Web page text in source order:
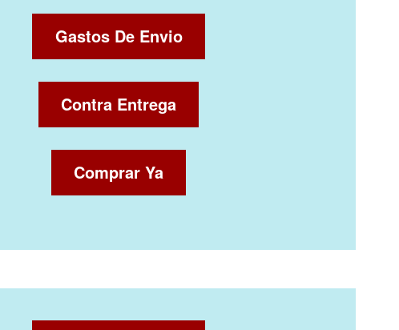
Gastos De Envio
Contra Entrega
Comprar Ya